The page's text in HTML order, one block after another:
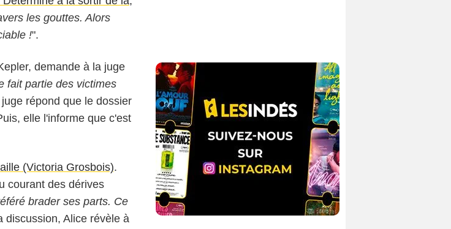
les gouttes. Alors
!".
demande à la juge
fait partie des victimes
répond que le dossier
elle l'informe que c'est
(Victoria Grosbois).
courant des dérives
brader ses parts. Ce
discussion, Alice révèle à